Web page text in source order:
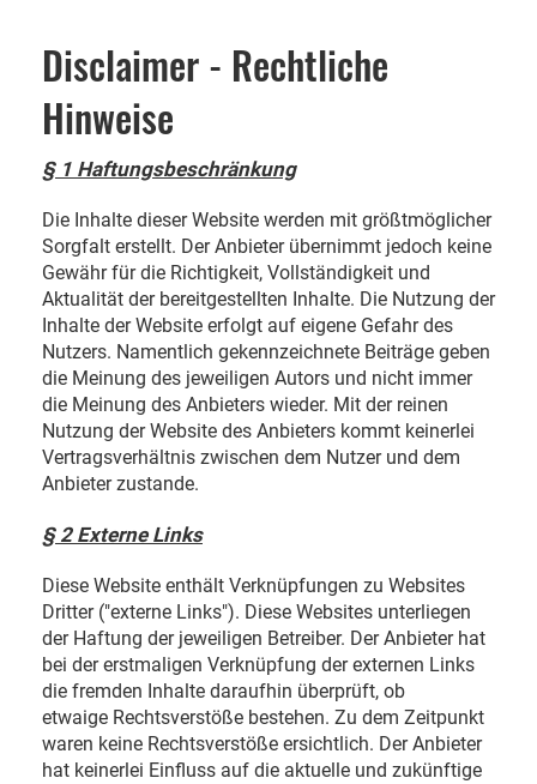
Disclaimer - Rechtliche
Hinweise
§ 1 Haftungsbeschränkung
Die Inhalte dieser Website werden mit größtmöglicher
Sorgfalt erstellt. Der Anbieter übernimmt jedoch keine
Gewähr für die Richtigkeit, Vollständigkeit und
Aktualität der bereitgestellten Inhalte. Die Nutzung der
Inhalte der Website erfolgt auf eigene Gefahr des
Nutzers. Namentlich gekennzeichnete Beiträge geben
die Meinung des jeweiligen Autors und nicht immer
die Meinung des Anbieters wieder. Mit der reinen
Nutzung der Website des Anbieters kommt keinerlei
Vertragsverhältnis zwischen dem Nutzer und dem
Anbieter zustande.
§ 2 Externe Links
Diese Website enthält Verknüpfungen zu Websites
Dritter ("externe Links"). Diese Websites unterliegen
der Haftung der jeweiligen Betreiber. Der Anbieter hat
bei der erstmaligen Verknüpfung der externen Links
die fremden Inhalte daraufhin überprüft, ob
etwaige Rechtsverstöße bestehen. Zu dem Zeitpunkt
waren keine Rechtsverstöße ersichtlich. Der Anbieter
hat keinerlei Einfluss auf die aktuelle und zukünftige